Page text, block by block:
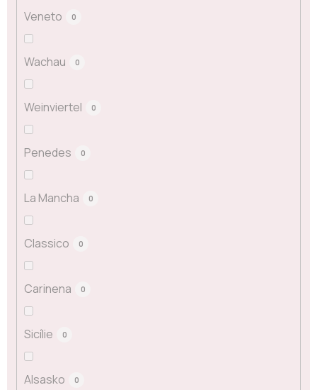
Veneto 0
Wachau 0
Weinviertel 0
Penedes 0
La Mancha 0
Classico 0
Carinena 0
Sicílie 0
Alsasko 0